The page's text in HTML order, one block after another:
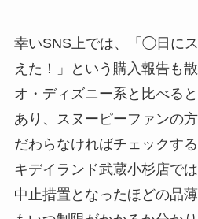
幸いSNS上では、「◯日に
えた！」という購入報告も
オ・ディズニー系と比べる
あり、スヌーピーファンの
だわらなければチェックす
キデイランド武蔵小杉店で
中止措置となったほどの品